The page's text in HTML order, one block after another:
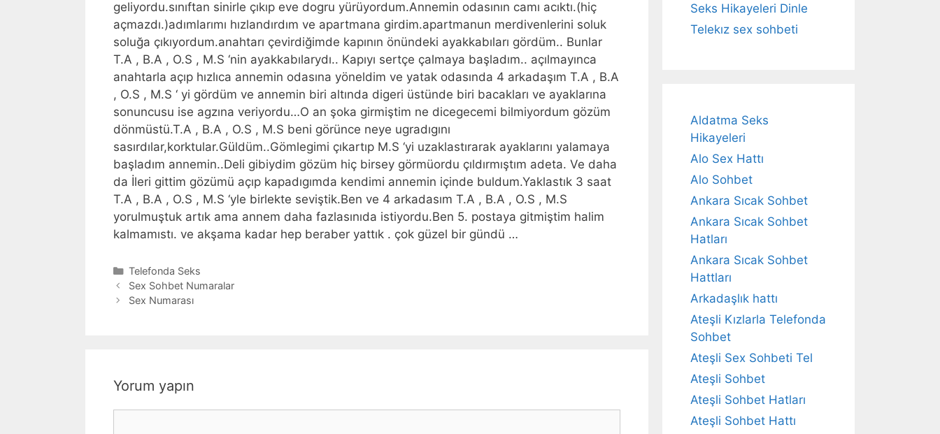
geliyordu.sınıftan sinirle çıkıp eve dogru yürüyordum.Annemin odasının camı acıktı.(hiç
açmazdı.)adımlarımı hızlandırdım ve apartmana girdim.apartmanun merdivenlerini soluk
soluğa çıkıyordum.anahtarı çevirdiğimde kapının önündeki ayakkabıları gördüm.. Bunlar
T.A , B.A , O.S , M.S ‘nin ayakkabılarydı.. Kapıyı sertçe çalmaya başladım.. açılmayınca
anahtarla açıp hızlıca annemin odasına yöneldim ve yatak odasında 4 arkadaşım T.A , B.A
, O.S , M.S ‘ yi gördüm ve annemin biri altında digeri üstünde biri bacakları ve ayaklarına
sonuncusu ise agzına veriyordu…O an şoka girmiştim ne dicegecemi bilmiyordum gözüm
dönmüstü.T.A , B.A , O.S , M.S beni görünce neye ugradıgını
sasırdılar,korktular.Güldüm..Gömlegimi çıkartıp M.S ‘yi uzaklastırarak ayaklarını yalamaya
başladım annemin..Deli gibiydim gözüm hiç birsey görmüordu çıldırmıştım adeta. Ve daha
da İleri gittim gözümü açıp kapadıgımda kendimi annemin içinde buldum.Yaklastık 3 saat
T.A , B.A , O.S , M.S ‘yle birlekte seviştik.Ben ve 4 arkadasım T.A , B.A , O.S , M.S
yorulmuştuk artık ama annem daha fazlasınıda istiyordu.Ben 5. postaya gitmiştim halim
kalmamıstı. ve akşama kadar hep beraber yattık . çok güzel bir gündü …
Kategoriler
Telefonda Seks
Sex Sohbet Numaralar
Sex Numarası
Yorum yapın
Seks Hikayeleri Dinle
Telekız sex sohbeti
Aldatma Seks
Hikayeleri
Alo Sex Hattı
Alo Sohbet
Ankara Sıcak Sohbet
Ankara Sıcak Sohbet
Hatları
Ankara Sıcak Sohbet
Hattları
Arkadaşlık hattı
Ateşli Kızlarla Telefonda
Sohbet
Ateşli Sex Sohbeti Tel
Ateşli Sohbet
Ateşli Sohbet Hatları
Ateşli Sohbet Hattı